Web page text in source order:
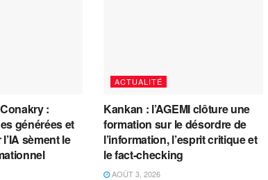
:
générées et
sèment le
ACTUALITÉ
Kankan : l’AGEMI clôture une
formation sur le désordre de
l’information, l’esprit critique et
le fact-checking
AOÛT 3, 2026